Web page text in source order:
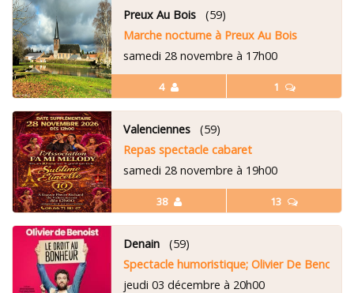
4 1
Preux Au Bois(59)
Marche nocturne à Preux Au Bois
samedi 28 novembre à 17h00
38 13
Valenciennes(59)
Repas spectacle cabaret
samedi 28 novembre à 19h00
Denain(59)
Spectacle humoristique; Olivier De Benoist
jeudi 03 décembre à 20h00